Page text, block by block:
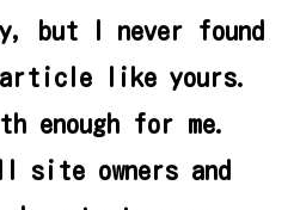
but I never found
like yours.
enough for me.
site owners and